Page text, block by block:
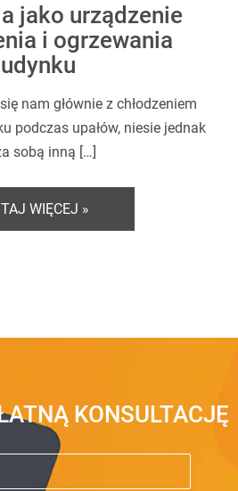
jako urządzenie
i ogrzewania
nam głównie z chłodzeniem
podczas upałów, niesie jednak
sobą inną […]
WIĘCEJ »
KONSULTACJĘ